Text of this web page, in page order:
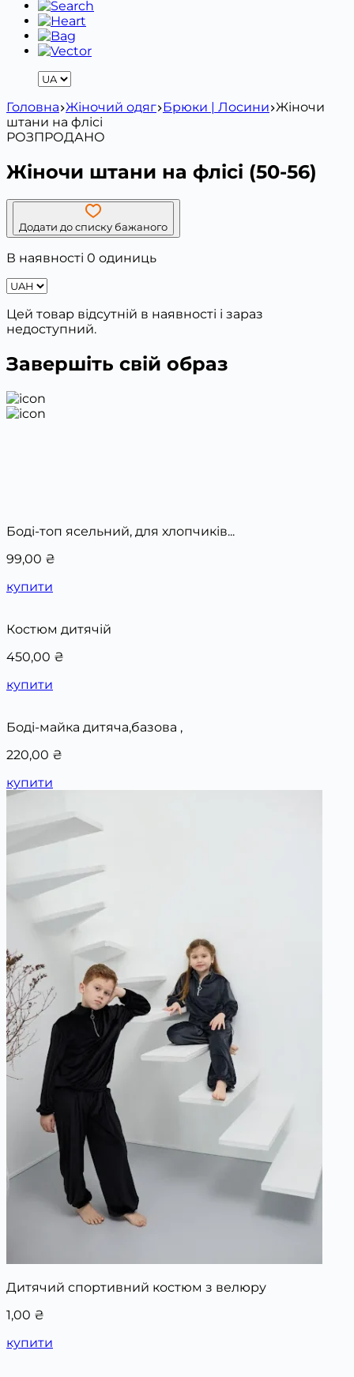
Головна Жіночий одяг Брюки | Лосини Жіночи
штани на флісі
РОЗПРОДАНО
Жіночи штани на флісі (50-56)
Додати до списку бажаного
В наявності 0 одиниць
Цей товар відсутній в наявності і зараз
недоступний.
Завершіть свій образ
Боді-топ ясельний, для хлопчиків...
99,00 ₴
купити
Костюм дитячій
450,00 ₴
купити
Боді-майка дитяча,базова ,
220,00 ₴
купити
Дитячий спортивний костюм з велюру
1,00 ₴
купити